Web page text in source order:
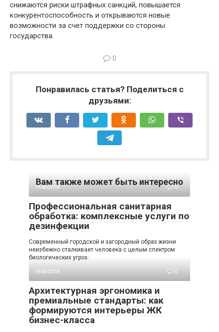
снижаются риски штрафных санкций, повышается
конкурентоспособность и открываются новые
возможности за счет поддержки со стороны
государства.
0
Понравилась статья? Поделиться с
друзьями:
Вам также может быть интересно
Новости 0
Профессиональная санитарная
обработка: комплексные услуги по
дезинфекции
Современный городской и загородный образ жизни
неизбежно сталкивает человека с целым спектром
биологических угроз:
Новости
0
Архитектурная эргономика и
премиальные стандарты: как
формируются интерьеры ЖК
бизнес-класса